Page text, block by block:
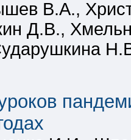
В.А.,
Д.В.,